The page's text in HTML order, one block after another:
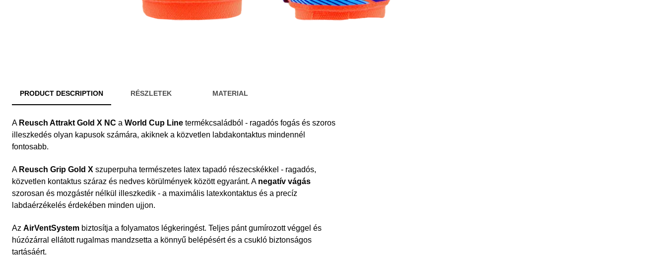
PRODUCT DESCRIPTION RÉSZLETEK MATERIAL
A Reusch Attrakt Gold X NC a World Cup Line termékcsaládból - ragadós fogás és szoros
illeszkedés olyan kapusok számára, akiknek a közvetlen labdakontaktus mindennél
fontosabb.
A Reusch Grip Gold X szuperpuha természetes latex tapadó részecskékkel - ragadós,
közvetlen kontaktus száraz és nedves körülmények között egyaránt. A negatív vágás
szorosan és mozgástér nélkül illeszkedik - a maximális latexkontaktus és a precíz
labdaérzékelés érdekében minden ujjon.
Az AirVentSystem biztosítja a folyamatos légkeringést. Teljes pánt gumírozott véggel és
húzózárral ellátott rugalmas mandzsetta a könnyű belépésért és a csukló biztonságos
tartásáért.